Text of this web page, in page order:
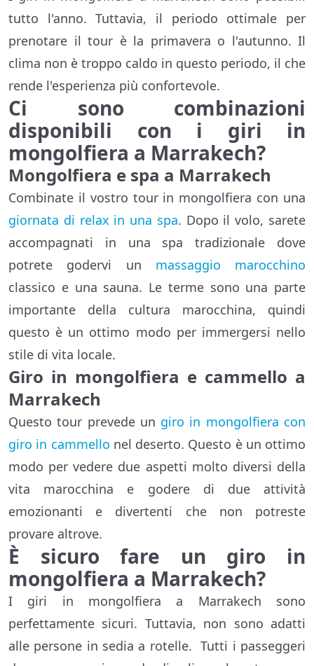
tutto l'anno. Tuttavia, il periodo ottimale per
prenotare il tour è la primavera o l'autunno. Il
clima non è troppo caldo in questo periodo, il che
rende l'esperienza più confortevole.
Ci sono combinazioni
disponibili con i giri in
mongolfiera a Marrakech?
Mongolfiera e spa a Marrakech
Combinate il vostro tour in mongolfiera con una
giornata di relax in una spa. Dopo il volo, sarete
accompagnati in una spa tradizionale dove
potrete godervi un massaggio marocchino
classico e una sauna. Le terme sono una parte
importante della cultura marocchina, quindi
questo è un ottimo modo per immergersi nello
stile di vita locale.
Giro in mongolfiera e cammello a
Marrakech
Questo tour prevede un giro in mongolfiera con
giro in cammello nel deserto. Questo è un ottimo
modo per vedere due aspetti molto diversi della
vita marocchina e godere di due attività
emozionanti e divertenti che non potreste
provare altrove.
È sicuro fare un giro in
mongolfiera a Marrakech?
I giri in mongolfiera a Marrakech sono
perfettamente sicuri. Tuttavia, non sono adatti
alle persone in sedia a rotelle. Tutti i passeggeri